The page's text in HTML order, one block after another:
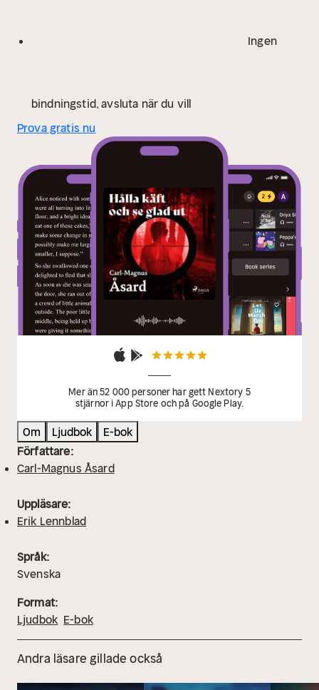
Ingen
bindningstid, avsluta när du vill
Prova gratis nu
Mer än 52 000 personer har gett Nextory 5
stjärnor i App Store och på Google Play.
Om Ljudbok
E-bok
Författare:
Carl-Magnus Åsard
Uppläsare:
Erik Lennblad
Språk:
Svenska
Format:
Ljudbok E-bok
Andra läsare gillade också